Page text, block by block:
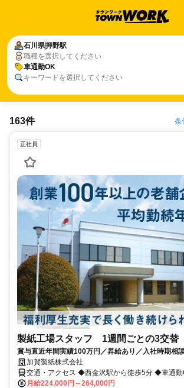
石川県押野駅
職種を選択してください
車通勤OK
キーワードを選択してください
163件 条
正社員
製紙工場スタッフ 1週間ごとの3交替
賞与直近年間実績100万円／昇給あり／入社時期相
加賀製紙株式会社
交通・アクセス ◆西金沢駅から徒歩5分 ◆車通勤
月給224,000円～264,000円